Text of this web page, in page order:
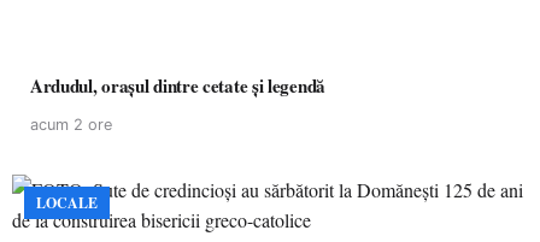
Ardudul, orașul dintre cetate și legendă
acum 2 ore
LOCALE